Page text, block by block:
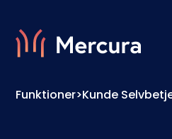
Funktioner>Kunde